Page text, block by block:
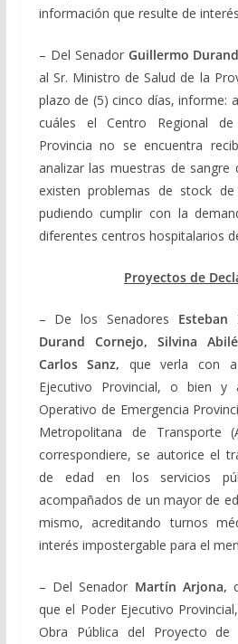
información que resulte de
– Del Senador Guillermo
al Sr. Ministro de Salud de la
plazo de (5) cinco días, informe:
cuáles el Centro Regional
Provincia no se encuentra
analizar las muestras de sangre
existen problemas de stock
pudiendo cumplir con la
diferentes centros hospitalarios
Proyectos de
– De los Senadores Esteban
Durand Cornejo, Silvina
Carlos Sanz, que verla con
Ejecutivo Provincial, o bien y
Operativo de Emergencia
Metropolitana de Transporte
correspondiere, se autorice el
de edad en los servicios
acompañados de un mayor de
mismo, acreditando turnos
interés impostergable para el
– Del Senador Martín Arjona,
que el Poder Ejecutivo
Obra Pública del Proyecto de